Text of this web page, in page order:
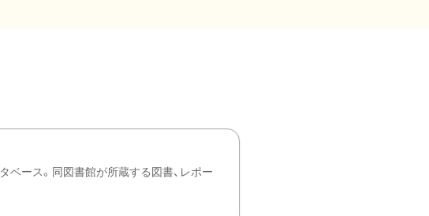
ース。同図書館が所蔵する図書、レポー